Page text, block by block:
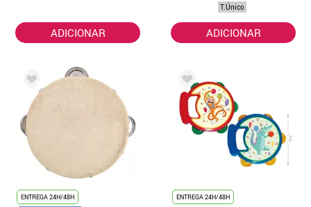
ADICIONAR
T.Único
ADICIONAR
ENTREGA 24H/48H
ENTREGA 24H/48H